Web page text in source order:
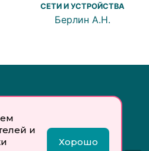
и
Хорошо
СЕТИ И УСТРОЙСТВА
Берлин А.Н.